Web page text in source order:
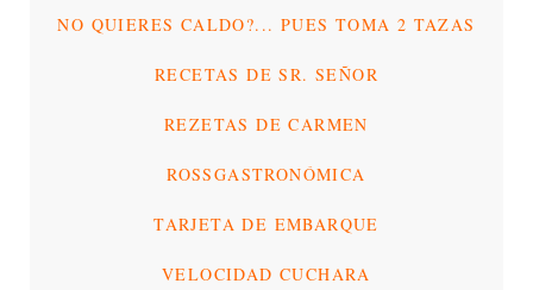
NO QUIERES CALDO?... PUES TOMA 2 TAZAS
RECETAS DE SR. SEÑOR
REZETAS DE CARMEN
ROSSGASTRONÓMICA
TARJETA DE EMBARQUE
VELOCIDAD CUCHARA